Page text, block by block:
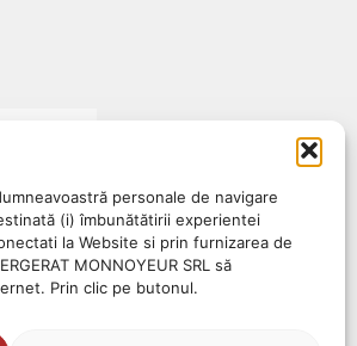
personale de navigare
(i) îmbunătătirii experientei
la Website si prin furnizarea de
MONNOYEUR SRL să
Prin clic pe butonul.